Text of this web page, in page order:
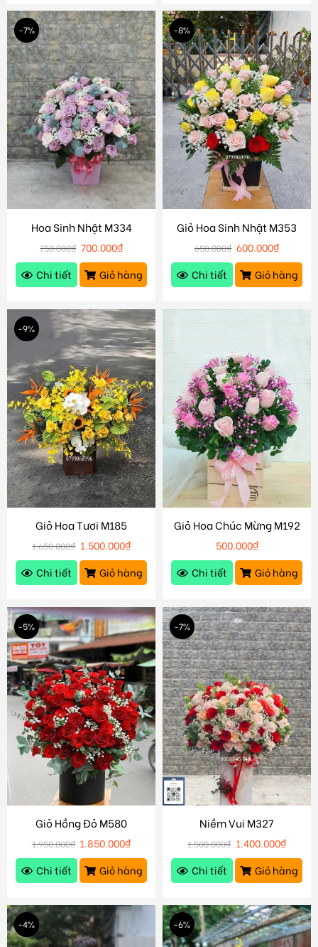
-7%
Hoa Sinh Nhật M334
750.000₫ 700.000₫
Chi tiết
Giỏ hàng
-8%
Giỏ Hoa Sinh Nhật M353
650.000₫ 600.000₫
Chi tiết
Giỏ hàng
-9%
Giỏ Hoa Tươi M185
1.650.000₫ 1.500.000₫
Chi tiết
Giỏ hàng
Giỏ Hoa Chúc Mừng M192
500.000₫
Chi tiết
Giỏ hàng
-5%
Giỏ Hồng Đỏ M580
1.950.000₫ 1.850.000₫
Chi tiết
Giỏ hàng
-7%
Niềm Vui M327
1.500.000₫ 1.400.000₫
Chi tiết
Giỏ hàng
-4% -6%